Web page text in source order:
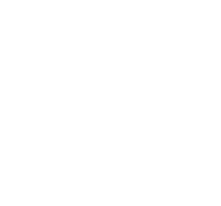
.
קלחי תירס צרובים על מחבת
נשנושי
מחבת שהוא שילוב של מופלטה וספינז׳, רעיון
פסטל